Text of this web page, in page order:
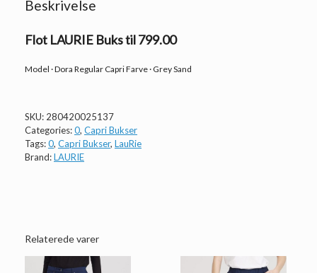
Beskrivelse
Flot LAURIE Buks til 799.00
Model · Dora Regular Capri Farve · Grey Sand
SKU: 280420025137
Categories:0, Capri Bukser
Tags:0, Capri Bukser, LauRie
Brand:LAURIE
Relaterede varer